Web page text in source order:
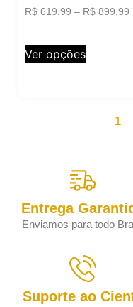
R$ 619,99 – R$ 899,99
Ver opções
1
Entrega
Enviamos para todo
Suporte ao